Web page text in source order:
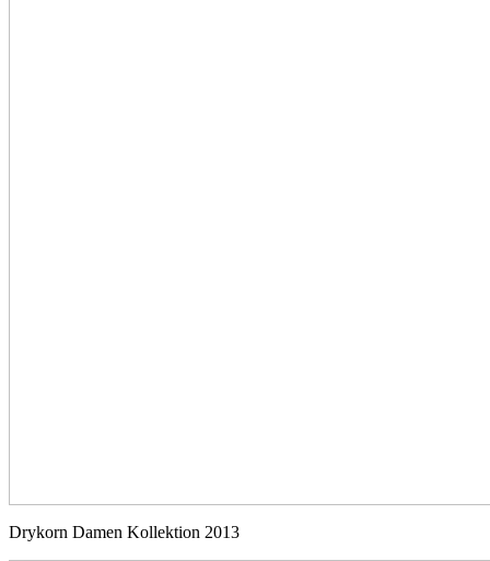
Drykorn Damen Kollektion 2013